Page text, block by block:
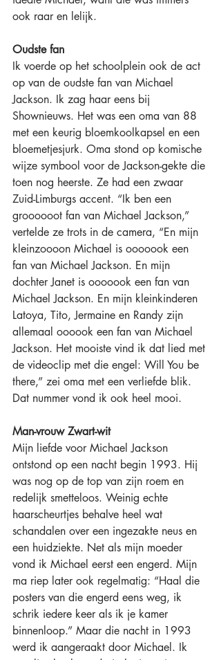
ook raar en lelijk.
Oudste fan
Ik voerde op het schoolplein ook de act
op van de oudste fan van Michael
Jackson. Ik zag haar eens bij
Shownieuws. Het was een oma van 88
met een keurig bloemkoolkapsel en een
bloemetjesjurk. Oma stond op komische
wijze symbool voor de Jackson-gekte die
toen nog heerste. Ze had een zwaar
Zuid-Limburgs accent. “Ik ben een
groooooot fan van Michael Jackson,”
vertelde ze trots in de camera, “En mijn
kleinzoooon Michael is ooooook een
fan van Michael Jackson. En mijn
dochter Janet is ooooook een fan van
Michael Jackson. En mijn kleinkinderen
Latoya, Tito, Jermaine en Randy zijn
allemaal oooook een fan van Michael
Jackson. Het mooiste vind ik dat lied met
de videoclip met die engel: Will You be
there,” zei oma met een verliefde blik.
Dat nummer vond ik ook heel mooi.
Man-vrouw Zwart-wit
Mijn liefde voor Michael Jackson
ontstond op een nacht begin 1993. Hij
was nog op de top van zijn roem en
redelijk smetteloos. Weinig echte
haarscheurtjes behalve heel wat
schandalen over een ingezakte neus en
een huidziekte. Net als mijn moeder
vond ik Michael eerst een engerd. Mijn
ma riep later ook regelmatig: “Haal die
posters van die engerd eens weg, ik
schrik iedere keer als ik je kamer
binnenloop.” Maar die nacht in 1993
werd ik aangeraakt door Michael. Ik